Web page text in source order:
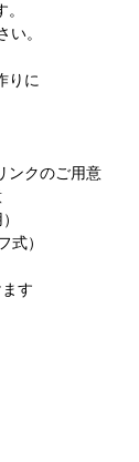
。
りに
ンクのご用意
式）
す